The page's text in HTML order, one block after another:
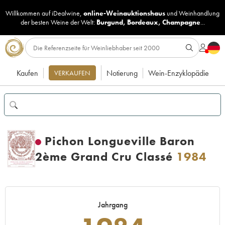
Willkommen auf iDealwine, online-Weinauktionshaus undWeinhandlung
der besten Weine der Welt: Burgund, Bordeaux, Champagne...
Kaufen VERKAUFEN Notierung Wein-Enzyklopädie
Pichon Longueville Baron
2ème Grand Cru Classé 1984
Jahrgang